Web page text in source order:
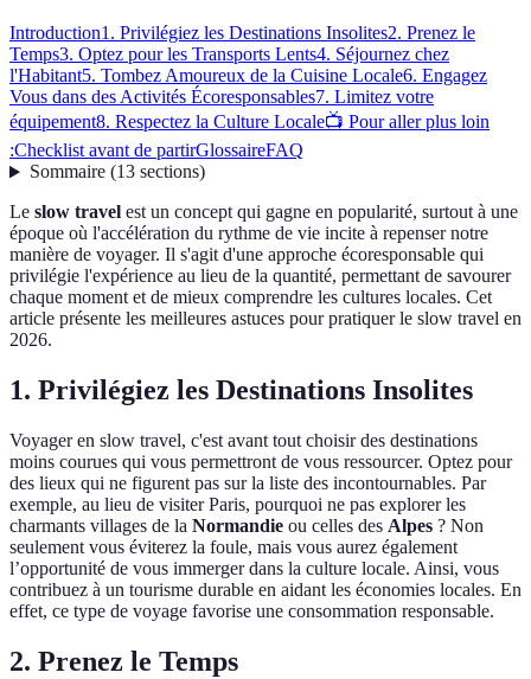
Introduction1. Privilégiez les Destinations Insolites2. Prenez le
Temps3. Optez pour les Transports Lents4. Séjournez chez
l'Habitant5. Tombez Amoureux de la Cuisine Locale6. Engagez
Vous dans des Activités Écoresponsables7. Limitez votre
équipement8. Respectez la Culture Locale📺 Pour aller plus loin
:Checklist avant de partirGlossaireFAQ
Sommaire(13 sections)
Le slow travel est un concept qui gagne en popularité, surtout à une
époque où l'accélération du rythme de vie incite à repenser notre
manière de voyager. Il s'agit d'une approche écoresponsable qui
privilégie l'expérience au lieu de la quantité, permettant de savourer
chaque moment et de mieux comprendre les cultures locales. Cet
article présente les meilleures astuces pour pratiquer le slow travel en
2026.
1. Privilégiez les Destinations Insolites
Voyager en slow travel, c'est avant tout choisir des destinations
moins courues qui vous permettront de vous ressourcer. Optez pour
des lieux qui ne figurent pas sur la liste des incontournables. Par
exemple, au lieu de visiter Paris, pourquoi ne pas explorer les
charmants villages de la Normandie ou celles des Alpes ? Non
seulement vous éviterez la foule, mais vous aurez également
l’opportunité de vous immerger dans la culture locale. Ainsi, vous
contribuez à un tourisme durable en aidant les économies locales. En
effet, ce type de voyage favorise une consommation responsable.
2. Prenez le Temps